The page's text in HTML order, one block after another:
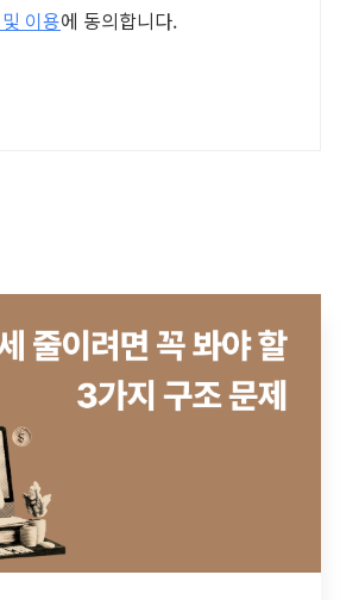
개인정보 수집 및 이용에 동의합니다.